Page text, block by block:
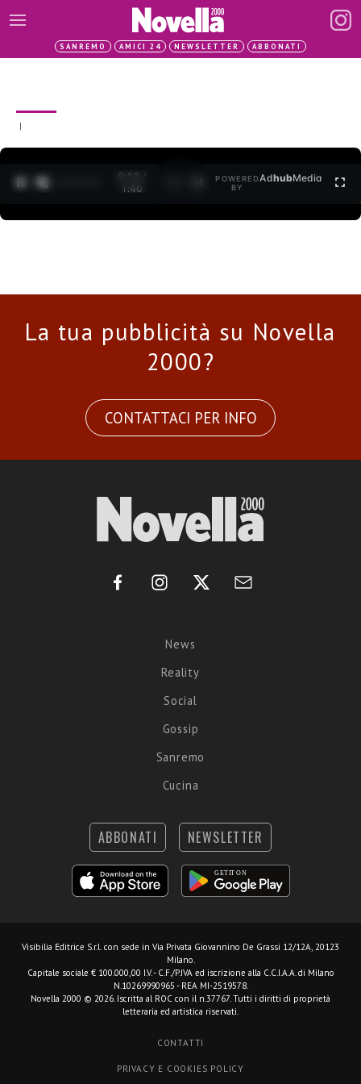
SANREMO AMICI 24 NEWSLETTER ABBONATI
|
0:12 /
1:40
POWERED
BY
AdhubMedia
La tua pubblicità su Novella
2000?
CONTATTACI PER INFO
News
Reality
Social
Gossip
Sanremo
Cucina
ABBONATI NEWSLETTER
Visibilia Editrice S.r.l. con sede in Via Privata Giovannino De Grassi 12/12A, 20123
Milano.
Capitale sociale € 100.000,00 I.V. - C.F./P.IVA ed iscrizione alla C.C.I.A.A. di Milano
N.10269990965 - REA MI-2519578.
Novella 2000 © 2026. Iscritta al ROC con il n.37767. Tutti i diritti di proprietà
letteraria ed artistica riservati.
CONTATTI
PRIVACY E COOKIES POLICY